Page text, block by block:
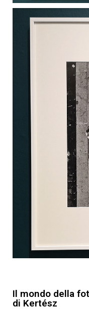
Il mondo della
di Kertész